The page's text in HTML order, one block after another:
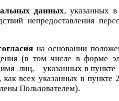
данных, указанных
непредоставления
на основании
(в том числе в
лиц, указанных в
всех указанных в
Пользователем).